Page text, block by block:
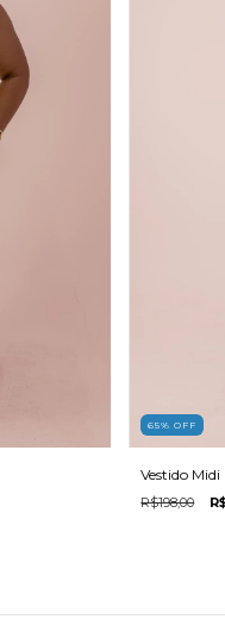
65%OFF
Vestido
R$198,00